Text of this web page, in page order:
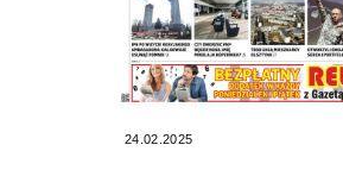
24.02.2025